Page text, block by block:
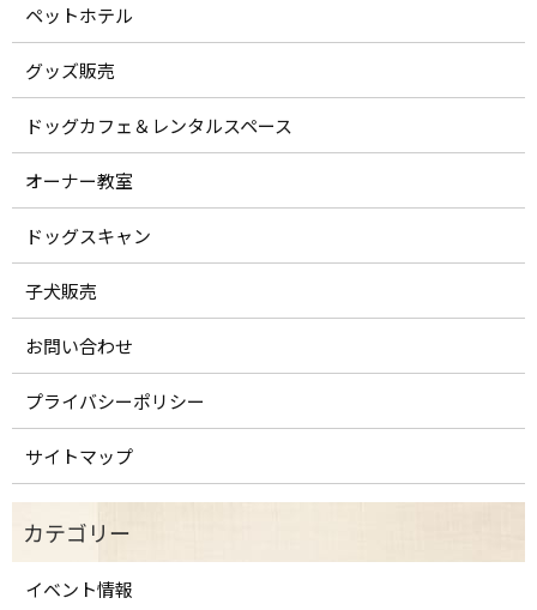
ペットホテル
グッズ販売
ドッグカフェ＆レンタルスペース
オーナー教室
ドッグスキャン
子犬販売
お問い合わせ
プライバシーポリシー
サイトマップ
イベント情報